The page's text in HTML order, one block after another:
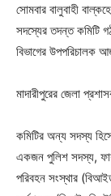
সোমবার বালুবাহী
সদস্যের তদন্ত কমিটি
বিভাগের উপপরিচালক
মাদারীপুরের জেলা
কমিটির অন্য সদস্য
একজন পুলিশ সদস্য,
পরিবহন সংস্থার